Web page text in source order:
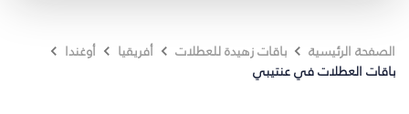
الصفحة الرئيسية باقات زهيدة للعطلات أفريقيا
أوغندا
باقات العطلات في عنتيبي